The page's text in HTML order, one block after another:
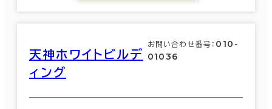
天神ホワイトビルデ
ィング
お問い合わせ番号： 010-
01036